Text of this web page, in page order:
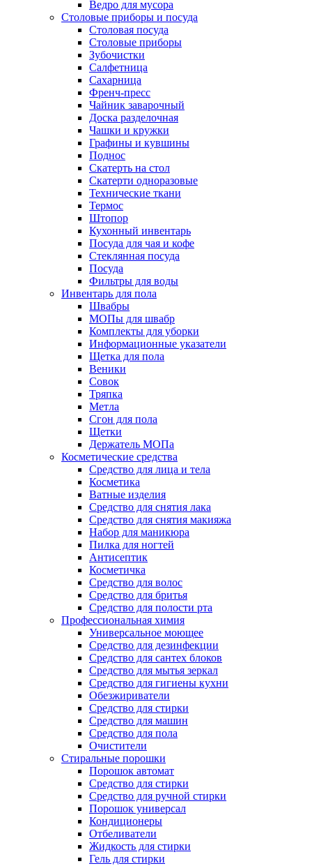
Ведро для мусора
Столовые приборы и посуда
Столовая посуда
Столовые приборы
Зубочистки
Салфетница
Сахарница
Френч-пресс
Чайник заварочный
Доска разделочная
Чашки и кружки
Графины и кувшины
Поднос
Скатерть на стол
Скатерти одноразовые
Технические ткани
Термос
Штопор
Кухонный инвентарь
Посуда для чая и кофе
Стеклянная посуда
Посуда
Фильтры для воды
Инвентарь для пола
Швабры
МОПы для швабр
Комплекты для уборки
Информационные указатели
Щетка для пола
Веники
Совок
Тряпка
Метла
Сгон для пола
Щетки
Держатель МОПа
Косметические средства
Средство для лица и тела
Косметика
Ватные изделия
Средство для снятия лака
Средство для снятия макияжа
Набор для маникюра
Пилка для ногтей
Антисептик
Косметичка
Средство для волос
Средство для бритья
Средство для полости рта
Профессиональная химия
Универсальное моющее
Средство для дезинфекции
Средство для сантех блоков
Средство для мытья зеркал
Средство для гигиены кухни
Обезжириватели
Средство для стирки
Средство для машин
Средство для пола
Очистители
Стиральные порошки
Порошок автомат
Средство для стирки
Средство для ручной стирки
Порошок универсал
Кондиционеры
Отбеливатели
Жидкость для стирки
Гель для стирки